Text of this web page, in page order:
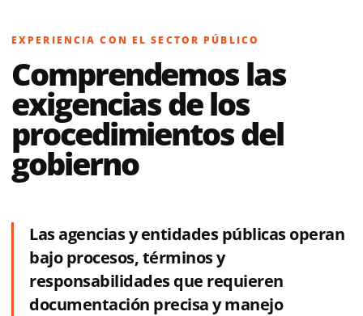
EXPERIENCIA CON EL SECTOR PÚBLICO
Comprendemos las
exigencias de los
procedimientos del
gobierno
Las agencias y entidades públicas operan
bajo procesos, términos y
responsabilidades que requieren
documentación precisa y manejo